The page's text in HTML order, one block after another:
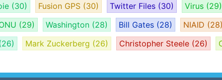
(30) Fusion GPS (30) Twitter Files (30) Virus (29)
(29) Washington (28) Bill Gates (28) NIAID (28)
Mark Zuckerberg (26) Christopher Steele (26)